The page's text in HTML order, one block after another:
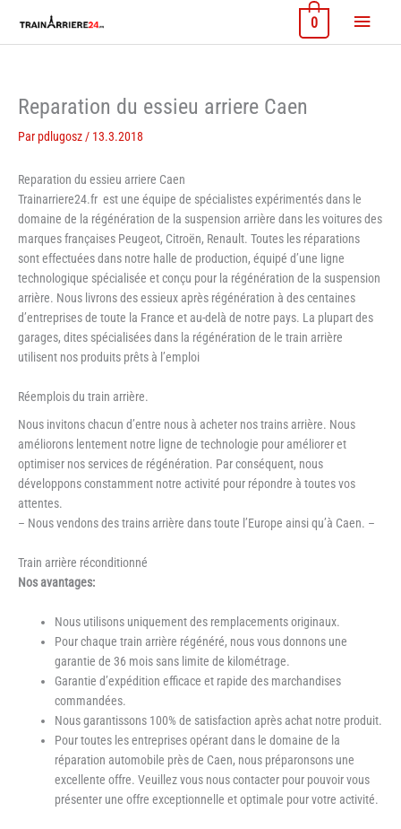
contenu
Menu
0
Reparation du essieu arriere Caen
Par pdlugosz / 13.3.2018
Reparation du essieu arriere Caen
Trainarriere24.fr est une équipe de spécialistes expérimentés dans le
domaine de la régénération de la suspension arrière dans les voitures des
marques françaises Peugeot, Citroën, Renault. Toutes les réparations
sont effectuées dans notre halle de production, équipé d’une ligne
technologique spécialisée et conçu pour la régénération de la suspension
arrière. Nous livrons des essieux après régénération à des centaines
d’entreprises de toute la France et au-delà de notre pays. La plupart des
garages, dites spécialisées dans la régénération de le train arrière
utilisent nos produits prêts à l’emploi
Réemplois du train arrière.
Nous invitons chacun d’entre nous à acheter nos trains arrière. Nous
améliorons lentement notre ligne de technologie pour améliorer et
optimiser nos services de régénération. Par conséquent, nous
développons constamment notre activité pour répondre à toutes vos
attentes.
– Nous vendons des trains arrière dans toute l’Europe ainsi qu’à Caen. –
Train arrière réconditionné
Nos avantages:
Nous utilisons uniquement des remplacements originaux.
Pour chaque train arrière régénéré, nous vous donnons une
garantie de 36 mois sans limite de kilométrage.
Garantie d’expédition efficace et rapide des marchandises
commandées.
Nous garantissons 100% de satisfaction après achat notre produit.
Pour toutes les entreprises opérant dans le domaine de la
réparation automobile près de Caen, nous préparonsons une
excellente offre. Veuillez vous nous contacter pour pouvoir vous
présenter une offre exceptionnelle et optimale pour votre activité.